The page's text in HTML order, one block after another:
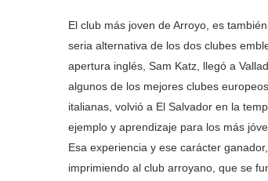
El club más joven de Arroyo, es
seria alternativa de los dos clubes
apertura inglés, Sam Katz, llegó a
algunos de los mejores clubes
italianas, volvió a El Salvador en la
ejemplo y aprendizaje para los más
Esa experiencia y ese carácter
imprimiendo al club arroyano, que se